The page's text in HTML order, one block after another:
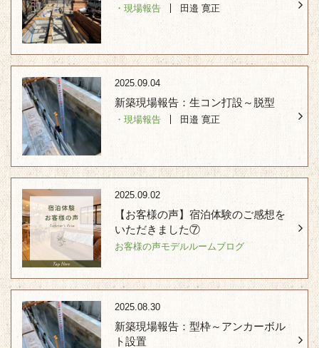
・現場報告 田邉 寛正
2025.09.04
新築現場報告：生コン打設～脱型
・現場報告 田邉 寛正
2025.09.02
【お客様の声】宿泊体験のご感想を
いただきました⑦
お客様の声モデルルームブログ
2025.08.30
新築現場報告：型枠～アンカーボル
ト設置